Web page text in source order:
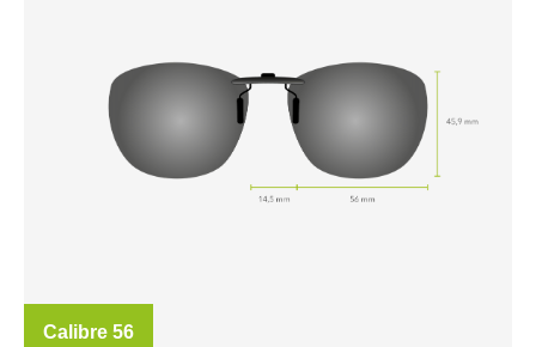
Calibre 56